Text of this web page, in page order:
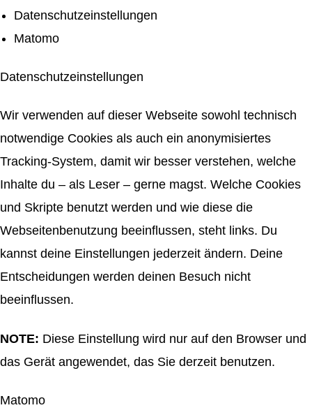
Datenschutzeinstellungen
Matomo
Datenschutzeinstellungen
Wir verwenden auf dieser Webseite sowohl technisch
notwendige Cookies als auch ein anonymisiertes
Tracking-System, damit wir besser verstehen, welche
Inhalte du – als Leser – gerne magst. Welche Cookies
und Skripte benutzt werden und wie diese die
Webseitenbenutzung beeinflussen, steht links. Du
kannst deine Einstellungen jederzeit ändern. Deine
Entscheidungen werden deinen Besuch nicht
beeinflussen.
NOTE: Diese Einstellung wird nur auf den Browser und
das Gerät angewendet, das Sie derzeit benutzen.
Matomo